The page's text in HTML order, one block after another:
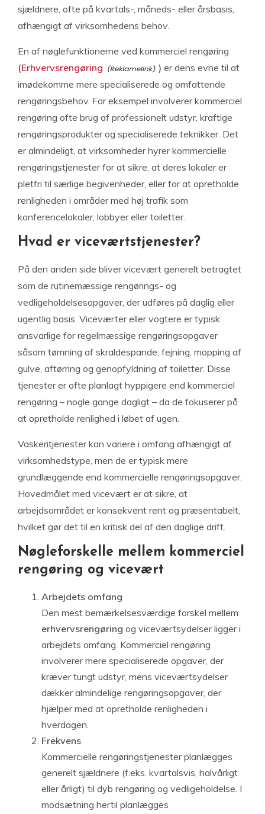
sjældnere, ofte på kvartals-, måneds- eller årsbasis,
afhængigt af virksomhedens behov.
En af nøglefunktionerne ved kommerciel rengøring
(Erhvervsrengøring ) er dens evne til at
imødekomme mere specialiserede og omfattende
rengøringsbehov. For eksempel involverer kommerciel
rengøring ofte brug af professionelt udstyr, kraftige
rengøringsprodukter og specialiserede teknikker. Det
er almindeligt, at virksomheder hyrer kommercielle
rengøringstjenester for at sikre, at deres lokaler er
pletfri til særlige begivenheder, eller for at opretholde
renligheden i områder med høj trafik som
konferencelokaler, lobbyer eller toiletter.
Hvad er viceværtstjenester?
På den anden side bliver vicevært generelt betragtet
som de rutinemæssige rengørings- og
vedligeholdelsesopgaver, der udføres på daglig eller
ugentlig basis. Viceværter eller vogtere er typisk
ansvarlige for regelmæssige rengøringsopgaver
såsom tømning af skraldespande, fejning, mopping af
gulve, aftørring og genopfyldning af toiletter. Disse
tjenester er ofte planlagt hyppigere end kommerciel
rengøring – nogle gange dagligt – da de fokuserer på
at opretholde renlighed i løbet af ugen.
Vaskeritjenester kan variere i omfang afhængigt af
virksomhedstype, men de er typisk mere
grundlæggende end kommercielle rengøringsopgaver.
Hovedmålet med vicevært er at sikre, at
arbejdsområdet er konsekvent rent og præsentabelt,
hvilket gør det til en kritisk del af den daglige drift.
Nøgleforskelle mellem kommerciel
rengøring og vicevært
Arbejdets omfang
Den mest bemærkelsesværdige forskel mellem
erhvervsrengøring og viceværtsydelser ligger i
arbejdets omfang. Kommerciel rengøring
involverer mere specialiserede opgaver, der
kræver tungt udstyr, mens viceværtsydelser
dækker almindelige rengøringsopgaver, der
hjælper med at opretholde renligheden i
hverdagen.
Frekvens
Kommercielle rengøringstjenester planlægges
generelt sjældnere (f.eks. kvartalsvis, halvårligt
eller årligt) til dyb rengøring og vedligeholdelse. I
modsætning hertil planlægges